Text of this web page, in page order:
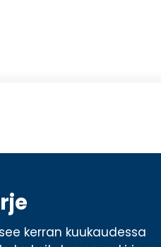
kerran kuukaudessa